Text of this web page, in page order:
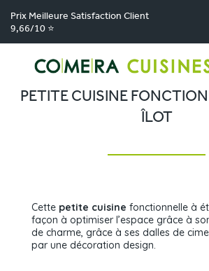
Prix Meilleure Satisfaction Client
9,66/10 ⭐
Comera Cuisines > Petite cuisine fonctionnelle avec
PETITE CUISINE
ÎLOT
Cette petite cuisine fonctionnelle à
façon à optimiser l’espace grâce à
de charme, grâce à ses dalles de
par une décoration design.